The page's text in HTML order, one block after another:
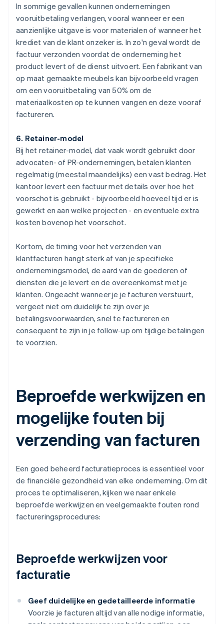
In sommige gevallen kunnen ondernemingen
vooruitbetaling verlangen, vooral wanneer er een
aanzienlijke uitgave is voor materialen of wanneer het
krediet van de klant onzeker is. In zo'n geval wordt de
factuur verzonden voordat de onderneming het
product levert of de dienst uitvoert. Een fabrikant van
op maat gemaakte meubels kan bijvoorbeeld vragen
om een vooruitbetaling van 50% om de
materiaalkosten op te kunnen vangen en deze vooraf
factureren.
6. Retainer-model
Bij het retainer-model, dat vaak wordt gebruikt door
advocaten- of PR-ondernemingen, betalen klanten
regelmatig (meestal maandelijks) een vast bedrag. Het
kantoor levert een factuur met details over hoe het
voorschot is gebruikt - bijvoorbeeld hoeveel tijd er is
gewerkt en aan welke projecten - en eventuele extra
kosten bovenop het voorschot.
Kortom, de timing voor het verzenden van
klantfacturen hangt sterk af van je specifieke
ondernemingsmodel, de aard van de goederen of
diensten die je levert en de overeenkomst met je
klanten. Ongeacht wanneer je je facturen verstuurt,
vergeet niet om duidelijk te zijn over je
betalingsvoorwaarden, snel te factureren en
consequent te zijn in je follow-up om tijdige betalingen
te voorzien.
Beproefde werkwijzen en
mogelijke fouten bij
verzending van facturen
Een goed beheerd facturatieproces is essentieel voor
de financiële gezondheid van elke onderneming. Om dit
proces te optimaliseren, kijken we naar enkele
beproefde werkwijzen en veelgemaakte fouten rond
factureringsprocedures:
Beproefde werkwijzen voor
facturatie
Geef duidelijke en gedetailleerde informatie
Voorzie je facturen altijd van alle nodige informatie,